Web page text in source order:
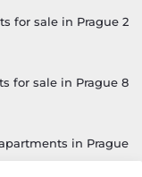
for sale in Prague 2
for sale in Prague 8
in Prague